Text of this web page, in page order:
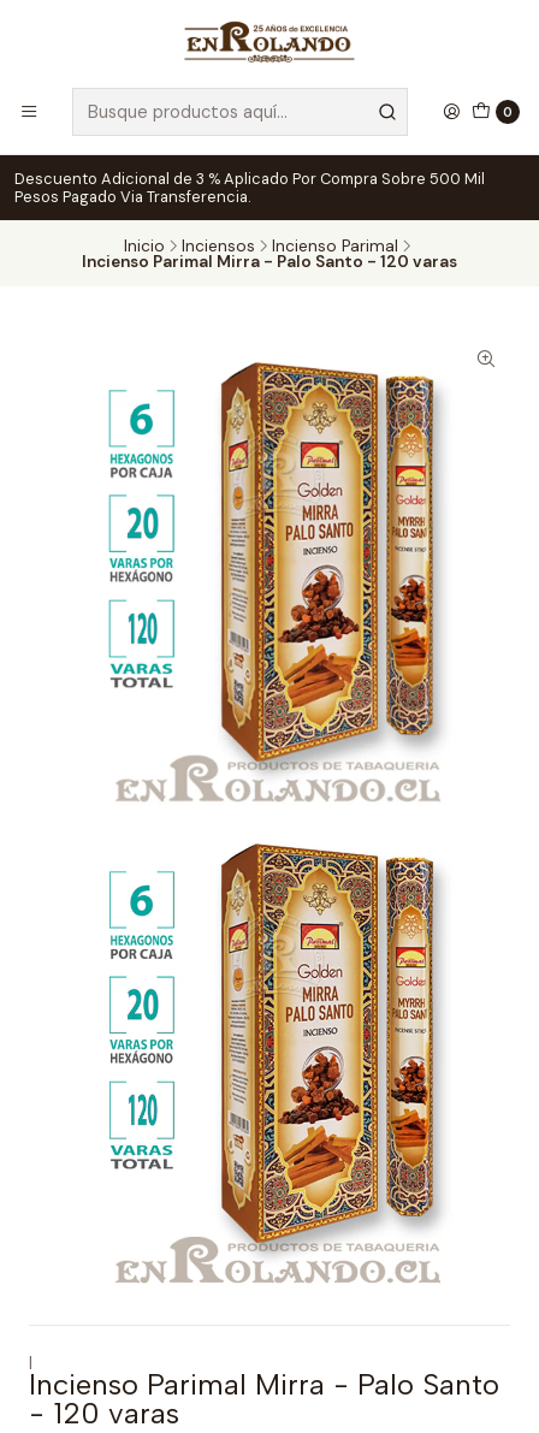
0
Descuento Adicional de 3 % Aplicado Por Compra Sobre 500 Mil
Pesos Pagado Via Transferencia.
Inicio Inciensos Incienso Parimal
Incienso Parimal Mirra - Palo Santo - 120 varas
|
Incienso Parimal Mirra - Palo Santo
- 120 varas